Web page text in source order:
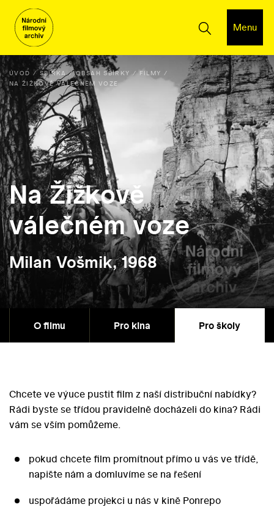
Menu
ÚVOD SBÍRKA OBSAH SBÍRKY
FILMY
NA ŽIŽKOVĚ VÁLEČNÉM VOZE
Na Žižkově
válečném voze
Milan Vošmik, 1968
O filmu Pro kina Pro školy
Chcete ve výuce pustit film z naší distribuční nabídky?
Rádi byste se třídou pravidelně docházeli do kina? Rádi
vám se vším pomůžeme.
pokud chcete film promítnout přímo u vás ve třídě,
napište nám a domluvíme se na řešení
uspořádáme projekci u nás v kině Ponrepo